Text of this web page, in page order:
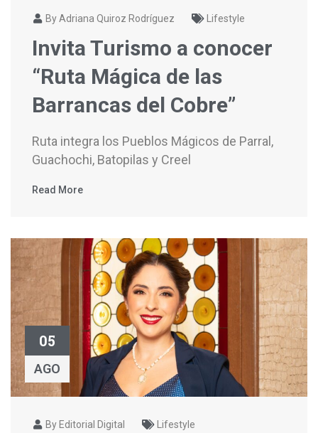
By Adriana Quiroz Rodríguez Lifestyle
Invita Turismo a conocer
“Ruta Mágica de las
Barrancas del Cobre”
Ruta integra los Pueblos Mágicos de Parral,
Guachochi, Batopilas y Creel
Read More
05
AGO
By Editorial Digital Lifestyle